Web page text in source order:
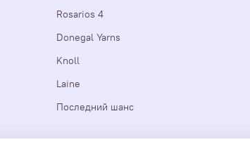
Rosarios 4
Donegal Yarns
Knoll
Laine
Последний шанс